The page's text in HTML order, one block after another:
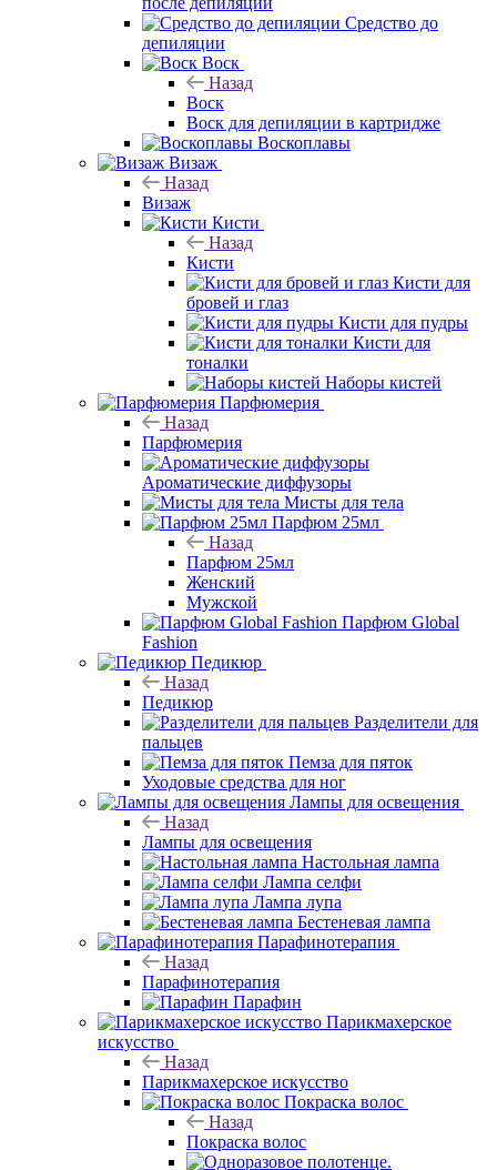
Средство до
депиляции
Воск
Назад
Воск
Воск для депиляции в картридже
Воскоплавы
Визаж
Назад
Визаж
Кисти
Назад
Кисти
Кисти для
бровей и глаз
Кисти для пудры
Кисти для
тоналки
Наборы кистей
Парфюмерия
Назад
Парфюмерия
Ароматические диффузоры
Мисты для тела
Парфюм 25мл
Назад
Парфюм 25мл
Женский
Мужской
Парфюм Global
Fashion
Педикюр
Назад
Педикюр
Разделители для
пальцев
Пемза для пяток
Уходовые средства для ног
Лампы для освещения
Назад
Лампы для освещения
Настольная лампа
Лампа селфи
Лампа лупа
Бестеневая лампа
Парафинотерапия
Назад
Парафинотерапия
Парафин
Парикмахерское
искусство
Назад
Парикмахерское искусство
Покраска волос
Назад
Покраска волос